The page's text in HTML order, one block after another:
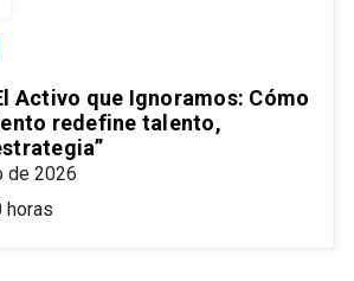
Activo que Ignoramos: Cómo
redefine talento,
de 2026
horas